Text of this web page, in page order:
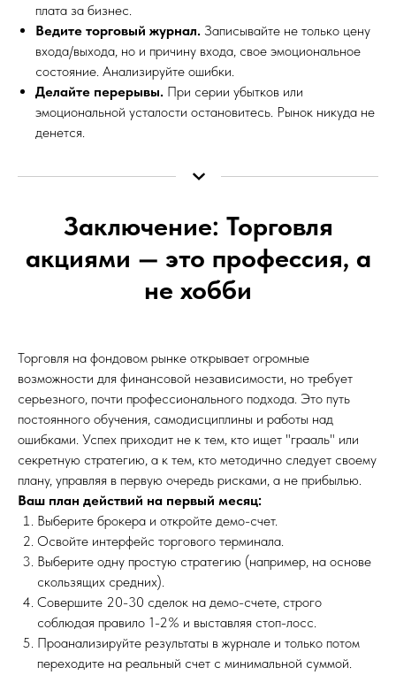
плата за бизнес.
Ведите торговый журнал. Записывайте не только цену
входа/выхода, но и причину входа, свое эмоциональное
состояние. Анализируйте ошибки.
Делайте перерывы. При серии убытков или
эмоциональной усталости остановитесь. Рынок никуда не
денется.
Заключение: Торговля
акциями — это профессия, а
не хобби
Торговля на фондовом рынке открывает огромные
возможности для финансовой независимости, но требует
серьезного, почти профессионального подхода. Это путь
постоянного обучения, самодисциплины и работы над
ошибками. Успех приходит не к тем, кто ищет "грааль" или
секретную стратегию, а к тем, кто методично следует своему
плану, управляя в первую очередь рисками, а не прибылью.
Ваш план действий на первый месяц:
Выберите брокера и откройте демо-счет.
Освойте интерфейс торгового терминала.
Выберите одну простую стратегию (например, на основе
скользящих средних).
Совершите 20-30 сделок на демо-счете, строго
соблюдая правило 1-2% и выставляя стоп-лосс.
Проанализируйте результаты в журнале и только потом
переходите на реальный счет с минимальной суммой.